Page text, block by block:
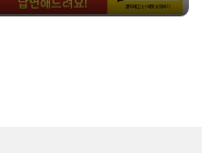
가이드님